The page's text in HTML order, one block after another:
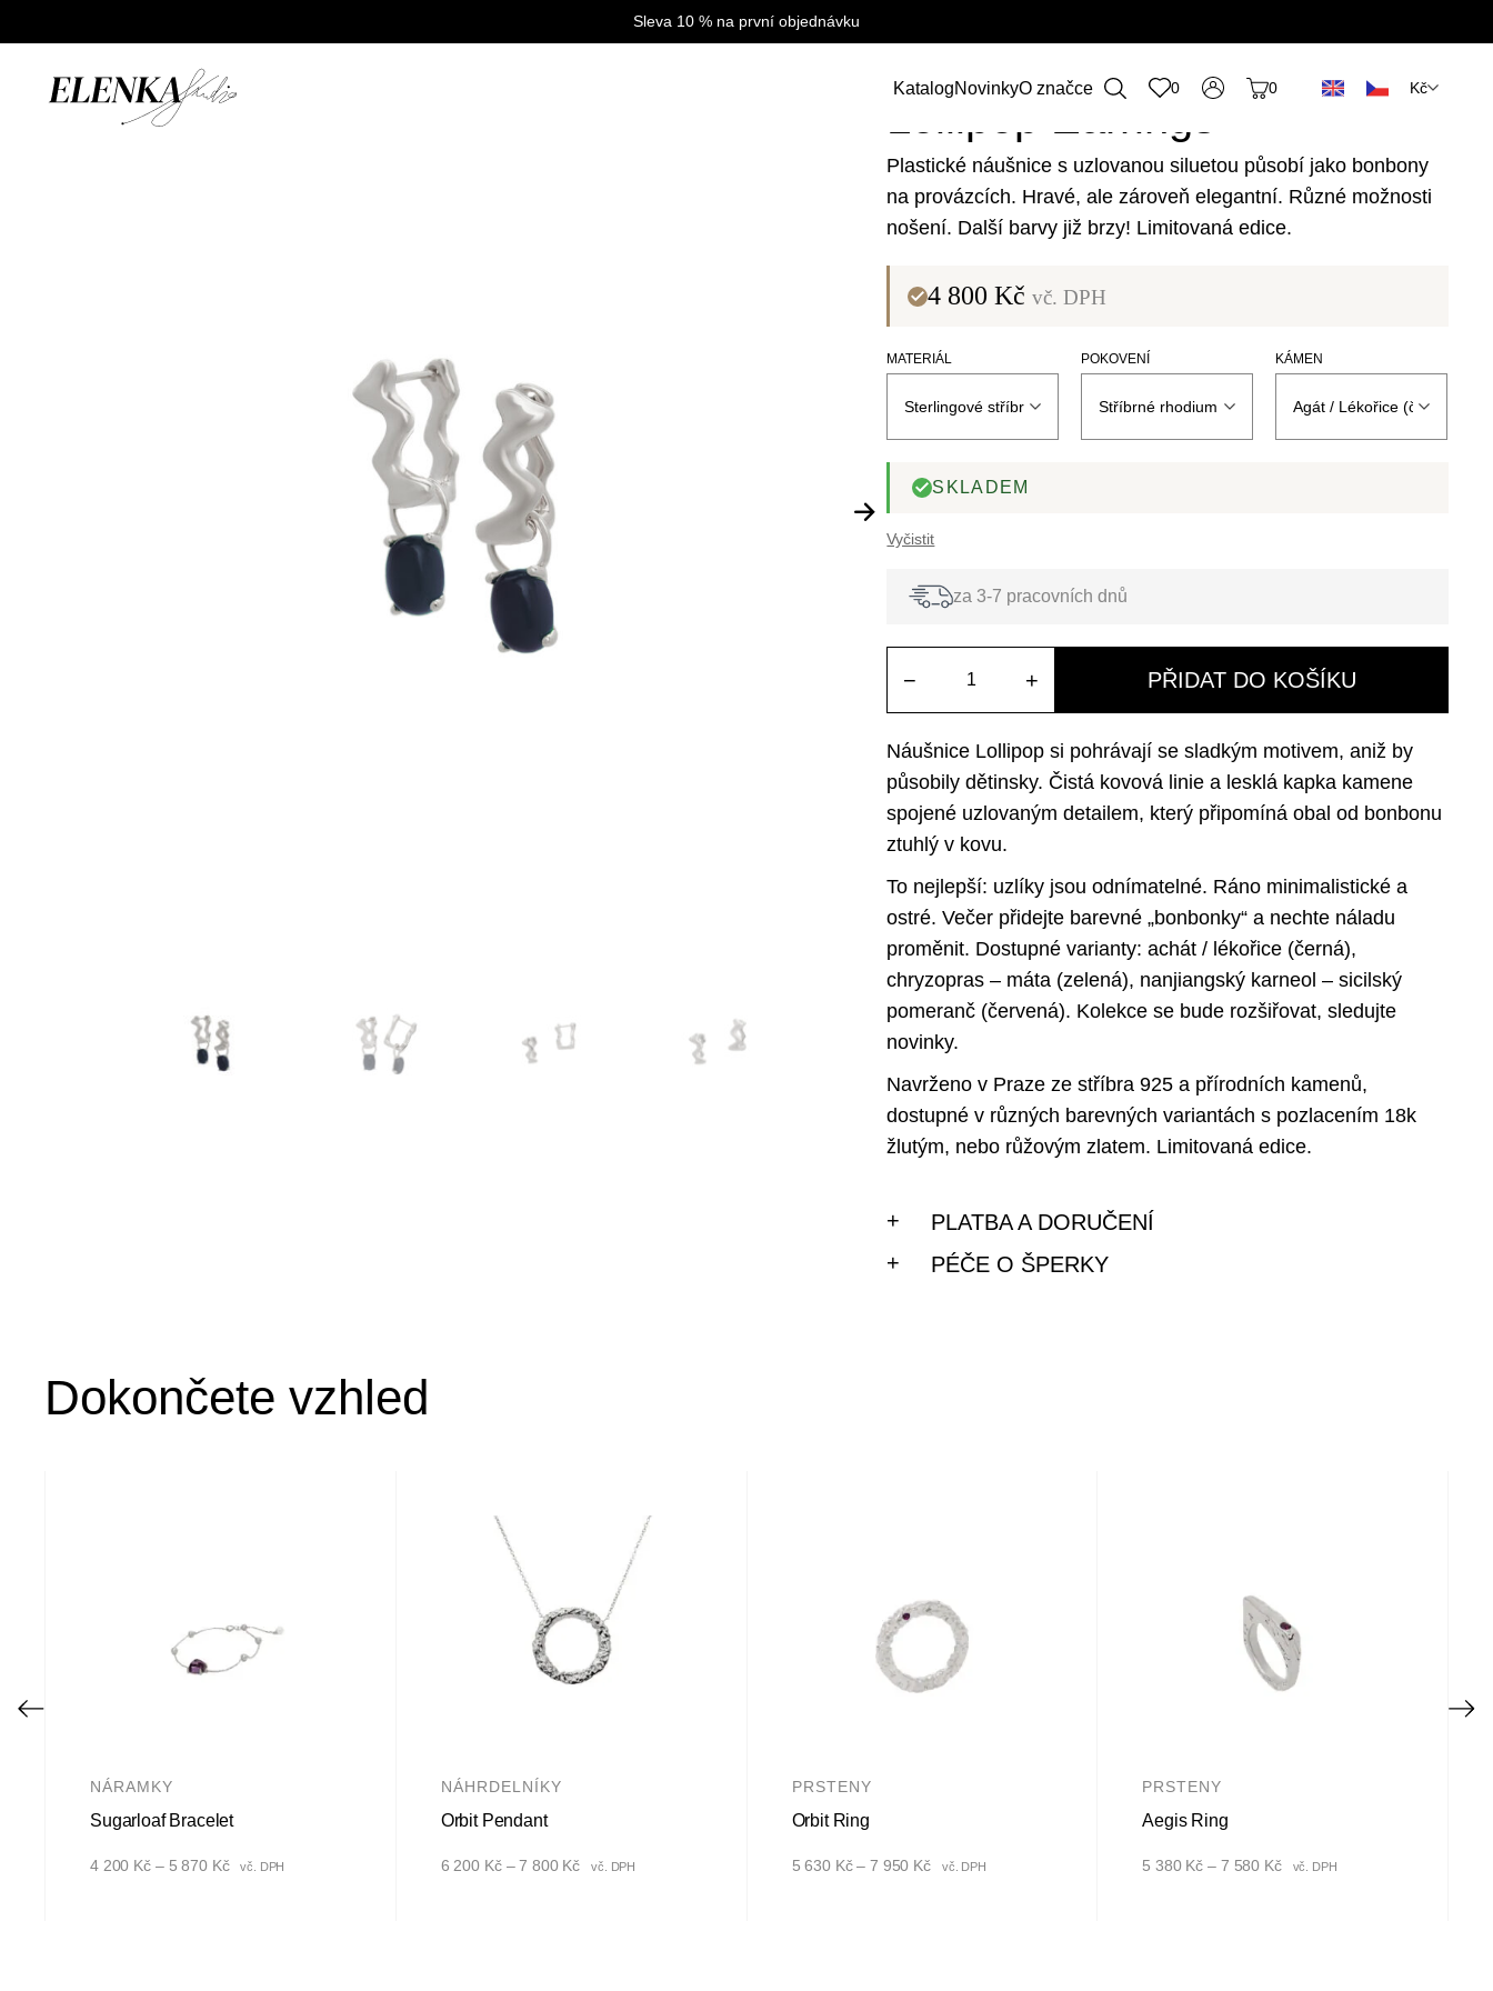
Sleva 10 % na první objednávku
KatalogNovinkyO značce 0 0 Kč
Plastické náušnice s uzlovanou siluetou působí jako bonbony
na provázcích. Hravé, ale zároveň elegantní. Různé možnosti
nošení. Další barvy již brzy! Limitovaná edice.
4 800Kč vč. DPH
MATERIÁL POKOVENÍ KÁMEN
SKLADEM
Vyčistit
za 3-7 pracovních dnů
− + PŘIDAT DO KOŠÍKU
Náušnice Lollipop si pohrávají se sladkým motivem, aniž by
působily dětinsky. Čistá kovová linie a lesklá kapka kamene
spojené uzlovaným detailem, který připomíná obal od bonbonu
ztuhlý v kovu.
To nejlepší: uzlíky jsou odnímatelné. Ráno minimalistické a
ostré. Večer přidejte barevné „bonbonky“ a nechte náladu
proměnit. Dostupné varianty: achát / lékořice (černá),
chryzopras – máta (zelená), nanjiangský karneol – sicilský
pomeranč (červená). Kolekce se bude rozšiřovat, sledujte
novinky.
Navrženo v Praze ze stříbra 925 a přírodních kamenů,
dostupné v různých barevných variantách s pozlacením 18k
žlutým, nebo růžovým zlatem. Limitovaná edice.
PLATBA A DORUČENÍ
PÉČE O ŠPERKY
Dokončete vzhled
NÁRAMKY
Sugarloaf Bracelet
4 200 Kč – 5 870 KčRozpětí
vč. DPH
NÁHRDELNÍKY
Orbit Pendant
6 200 Kč – 7 800 KčRozpětí
vč. DPH
PRSTENY
Orbit Ring
5 630 Kč – 7 950 KčRozpětí
vč. DPH
PRSTENY
Aegis Ring
5 380 Kč – 7 580 KčRozpětí
vč. DPH